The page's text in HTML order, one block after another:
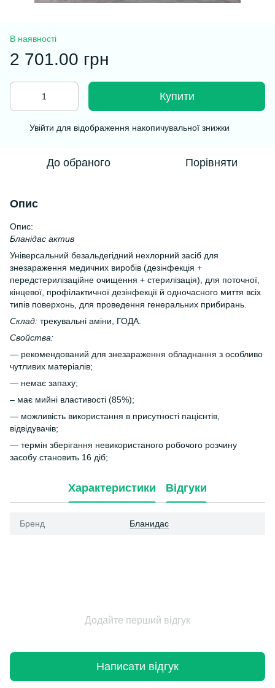
В наявності
2 701.00 грн
Купити
Увійти для відображення накопичувальної знижки
До обраного Порівняти
Опис
Опис:
Бланідас актив
Універсальний безальдегідний нехлорний засіб для
знезараження медичних виробів (дезінфекція +
передстерилізаційне очищення + стерилізація), для поточної,
кінцевої, профілактичної дезінфекції й одночасного миття всіх
типів поверхонь, для проведення генеральних прибирань.
Склад: трекувальні аміни, ГОДА.
Свойства:
— рекомендований для знезараження обладнання з особливо
чутливих матеріалів;
— немає запаху;
– має мийні властивості (85%);
— можливість використання в присутності пацієнтів,
відвідувачів;
— термін зберігання невикористаного робочого розчину
засобу становить 16 діб;
Характеристики Відгуки
Бренд Бланидас
Додайте перший відгук
Написати відгук